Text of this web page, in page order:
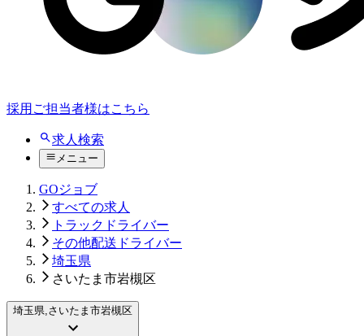
採用ご担当者様はこちら
求人検索
メニュー
GOジョブ
すべての求人
トラックドライバー
その他配送ドライバー
埼玉県
さいたま市岩槻区
埼玉県,さいたま市岩槻区